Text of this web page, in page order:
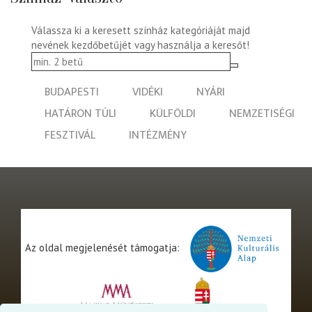
Válassza ki a keresett színház kategóriáját majd
nevének kezdőbetűjét vagy használja a keresőt!
BUDAPESTI VIDÉKI
NYÁRI
HATÁRON TÚLI
KÜLFÖLDI
NEMZETISÉGI
FESZTIVÁL
INTÉZMÉNY
Az oldal megjelenését támogatja: